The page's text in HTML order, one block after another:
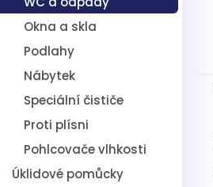
Okna a skla
Podlahy
Nábytek
Speciální čističe
Proti plísni
Pohlcovače vlhkosti
Úklidové pomůcky